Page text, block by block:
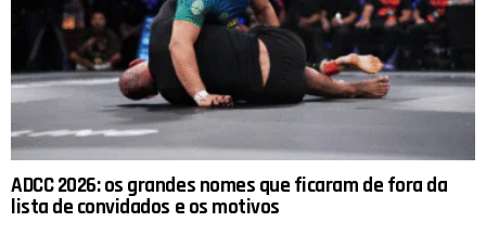
ADCC 2026: os grandes nomes que ficaram de fora da
lista de convidados e os motivos